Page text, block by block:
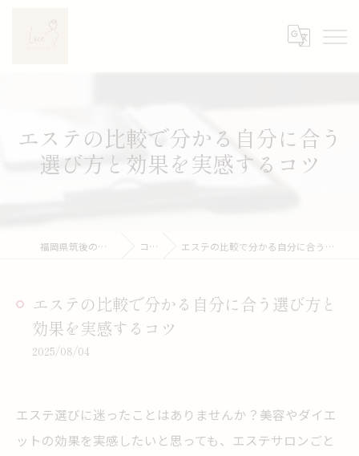
エステの比較で分かる自分に合う
選び方と効果を実感するコツ
福岡県筑後のエステならLuce コラム エステの比較で分かる自分に合う選び方と効果を実感するコツ
エステの比較で分かる自分に合う選び方と
効果を実感するコツ
2025/08/04
エステ選びに迷ったことはありませんか？美容やダイエ
ットの効果を実感したいと思っても、エステサロンごと